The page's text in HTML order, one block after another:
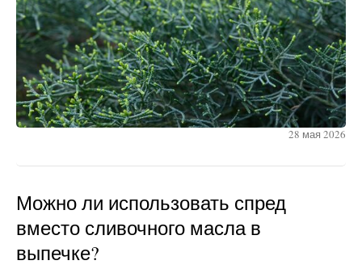
28 мая 2026
Можно ли использовать спред
вместо сливочного масла в
выпечке?